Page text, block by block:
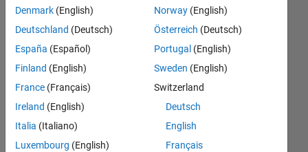
Please
login
endorse
this
person
skill
Denmark (English)
Deutschland (Deutsch)
España (Español)
Finland (English)
France (Français)
Ireland (English)
Italia (Italiano)
Luxembourg (English)
Norway(English)
Österreich (Deutsch)
Portugal (English)
Sweden (English)
Switzerland
Deutsch
English
Français